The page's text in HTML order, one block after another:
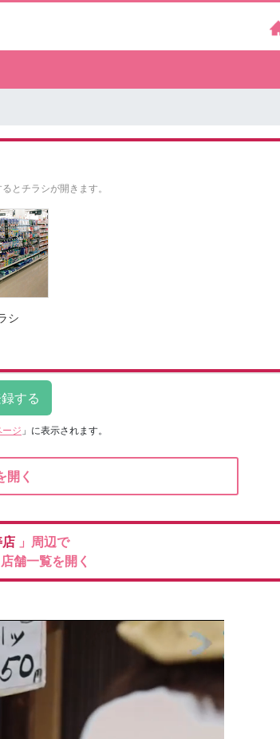
とチラシが開きます。
シ
ージ 」に表示されます。
開く
」周辺で
舗一覧を開く